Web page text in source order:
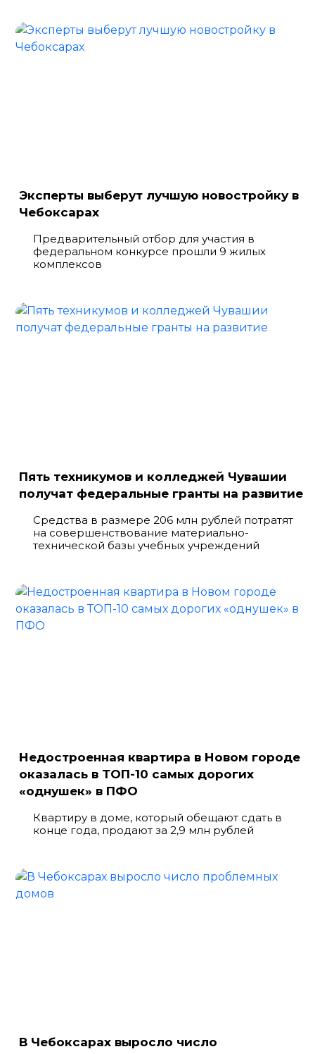
Эксперты выберут лучшую новостройку в
Чебоксарах
Предварительный отбор для участия в
федеральном конкурсе прошли 9 жилых
комплексов
Пять техникумов и колледжей Чувашии
получат федеральные гранты на развитие
Средства в размере 206 млн рублей потратят
на совершенствование материально-
технической базы учебных учреждений
Недостроенная квартира в Новом городе
оказалась в ТОП-10 самых дорогих
«однушек» в ПФО
Квартиру в доме, который обещают сдать в
конце года, продают за 2,9 млн рублей
В Чебоксарах выросло число